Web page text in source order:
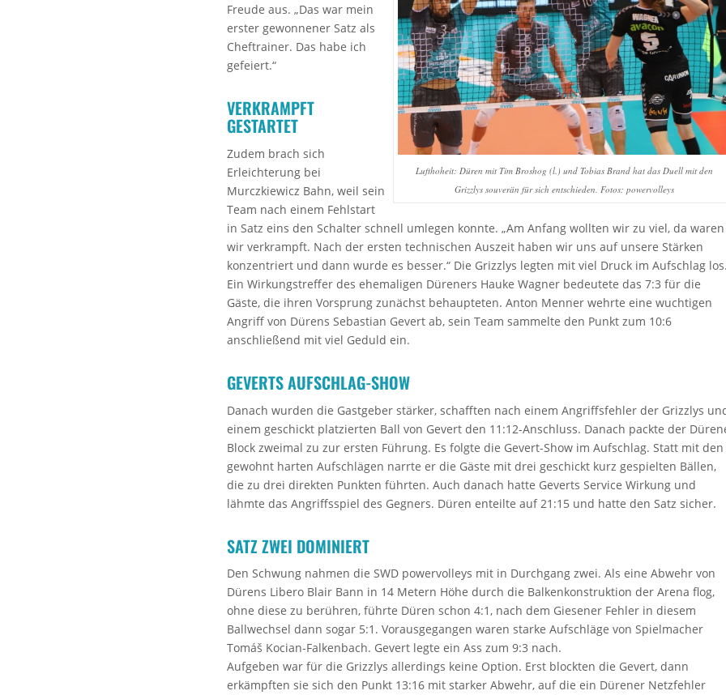
Lufthoheit: Düren mit Tim Broshog (l.) und Tobias Brand hat das Duell mit den
Grizzlys souverän für sich entschieden. Fotos: powervolleys
Freude aus. „Das war mein
erster gewonnener Satz als
Cheftrainer. Das habe ich
gefeiert.“
VERKRAMPFT
GESTARTET
Zudem brach sich
Erleichterung bei
Murczkiewicz Bahn, weil sein
Team nach einem Fehlstart
in Satz eins den Schalter schnell umlegen konnte. „Am Anfang wollten wir zu viel, da waren
wir verkrampft. Nach der ersten technischen Auszeit haben wir uns auf unsere Stärken
konzentriert und dann wurde es besser.“ Die Grizzlys legten mit viel Druck im Aufschlag los.
Ein Wirkungstreffer des ehemaligen Düreners Hauke Wagner bedeutete das 7:3 für die
Gäste, die ihren Vorsprung zunächst behaupteten. Anton Menner wehrte eine wuchtigen
Angriff von Dürens Sebastian Gevert ab, sein Team sammelte den Punkt zum 10:6
anschließend mit viel Geduld ein.
GEVERTS AUFSCHLAG-SHOW
Danach wurden die Gastgeber stärker, schafften nach einem Angriffsfehler der Grizzlys
einem geschickt platzierten Ball von Gevert den 11:12-Anschluss. Danach packte der
Block zweimal zu zur ersten Führung. Es folgte die Gevert-Show im Aufschlag. Statt mit den
gewohnt harten Aufschlägen narrte er die Gäste mit drei geschickt kurz gespielten Bällen,
die zu drei direkten Punkten führten. Auch danach hatte Geverts Service Wirkung und
lähmte das Angriffsspiel des Gegners. Düren enteilte auf 21:15 und hatte den Satz sicher.
SATZ ZWEI DOMINIERT
Den Schwung nahmen die SWD powervolleys mit in Durchgang zwei. Als eine Abwehr von
Dürens Libero Blair Bann in 14 Metern Höhe durch die Balkenkonstruktion der Arena flog,
ohne diese zu berühren, führte Düren schon 4:1, nach dem Giesener Fehler in diesem
Ballwechsel dann sogar 5:1. Vorausgegangen waren starke Aufschläge von Spielmacher
Tomáš Kocian-Falkenbach. Gevert legte ein Ass zum 9:3 nach.
Aufgeben war für die Grizzlys allerdings keine Option. Erst blockten die Gevert, dann
erkämpften sie sich den Punkt 13:16 mit starker Abwehr, auf die ein Dürener Netzfehler